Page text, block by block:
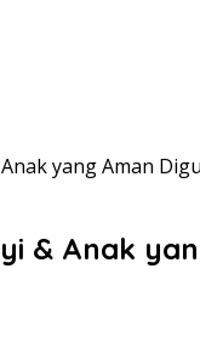
yang Aman
& Anak